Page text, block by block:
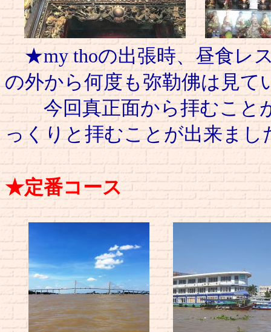
★my thoの出張時、昼食レ
の外から何度も弥勒佛は見て
今回真正面から拝むことが
っくりと拝むことが出来まし
★定番コース